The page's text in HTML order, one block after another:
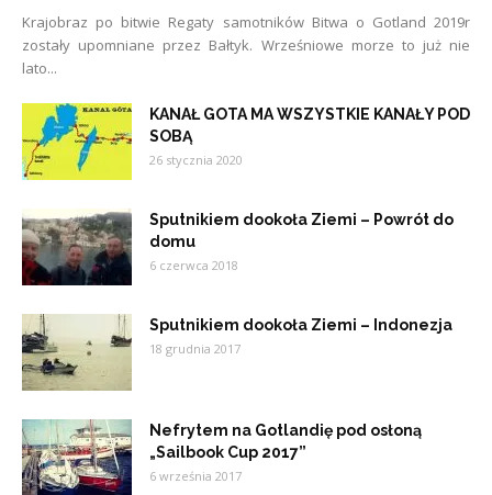
Krajobraz po bitwie Regaty samotników Bitwa o Gotland 2019r
zostały upomniane przez Bałtyk. Wrześniowe morze to już nie
lato...
KANAŁ GOTA MA WSZYSTKIE KANAŁY POD
SOBĄ
26 stycznia 2020
Sputnikiem dookoła Ziemi – Powrót do
domu
6 czerwca 2018
Sputnikiem dookoła Ziemi – Indonezja
18 grudnia 2017
Nefrytem na Gotlandię pod osłoną
„Sailbook Cup 2017”
6 września 2017